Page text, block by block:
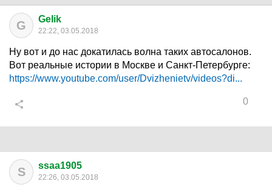
G Gelik
22:22, 03.05.2018
Ну вот и до нас докатилась волна таких автосалонов.
Вот реальные истории в Москве и Санкт-Петербурге:
https://www.youtube.com/user/Dvizhenietv/videos?di...
0
S ssaa1905
22:26, 03.05.2018